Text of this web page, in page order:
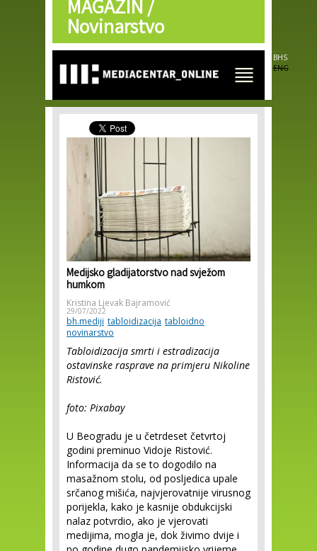
Skip to
main
content
MAGAZIN /
Novinarstvo
BHS
ENG
Medijsko gladijatorstvo nad svježom
humkom
Kristina Ljevak Bajramović
29/07/2022
bh.mediji tabloidizacija tabloidno
novinarstvo
Tabloidizacija smrti i estradizacija
ostavinske rasprave na primjeru Nikoline
Ristović.
foto: Pixabay
U Beogradu je u četrdeset četvrtoj
godini preminuo Vidoje Ristović.
Informacija da se to dogodilo na
masažnom stolu, od posljedica upale
srčanog mišića, najvjerovatnije virusnog
porijekla, kako je kasnije obdukcijski
nalaz potvrdio, ako je vjerovati
medijima, mogla je, dok živimo dvije i